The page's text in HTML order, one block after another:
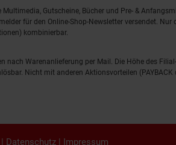
Gutscheine, Bücher und Pre- &
für den Online-Shop-Newsletter versendet. Nur
kombinierbar.
nach Warenanlieferung per Mail. Die Höhe des
Nicht mit anderen Aktionsvorteilen
| Datenschutz| Impressum